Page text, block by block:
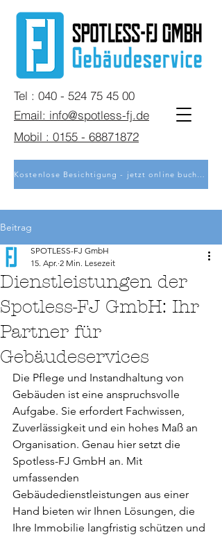
Mobil : 0155 - 68871872
Tel : 040 - 524 75 45 00
Email: info@spotless-fj.de
Kostenlose Besichtigung - jetzt online buchen
Beitrag
Dienstleistungen der
Spotless-FJ GmbH: Ihr
Partner für
Gebäudeservices
SPOTLESS-FJ GmbH
15. Apr. 2 Min. Lesezeit
Die Pflege und Instandhaltung von
Gebäuden ist eine anspruchsvolle
Aufgabe. Sie erfordert Fachwissen,
Zuverlässigkeit und ein hohes Maß an
Organisation. Genau hier setzt die
Spotless-FJ GmbH an. Mit
umfassenden
Gebäudedienstleistungen aus einer
Hand bieten wir Ihnen Lösungen, die
Ihre Immobilie langfristig schützen und